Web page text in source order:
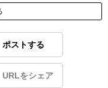
ポストする
URLをシェア